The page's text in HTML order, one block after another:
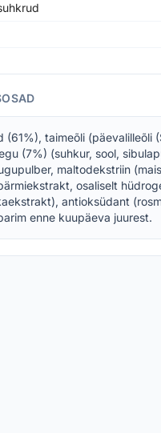
(61%), taimeõli
(7%) (suhkur, sool,
maltodekstriin
osaliselt
antioksüdant
enne kuupäeva juurest.